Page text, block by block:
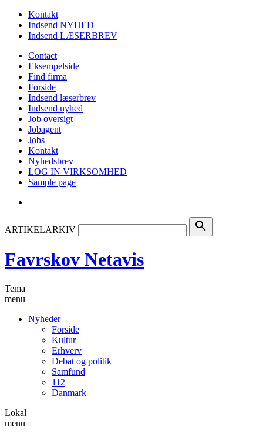
Kontakt
Indsend NYHED
Indsend LÆSERBREV
Contact
Eksempelside
Find firma
Forside
Indsend læserbrev
Indsend nyhed
Job oversigt
Jobagent
Jobs
Kontakt
Nyhedsbrev
LOG IN VIRKSOMHED
Sample page
ARTIKELARKIV search
Favrskov Netavis
Tema
menu
Nyheder
Forside
Kultur
Erhverv
Debat og politik
Samfund
112
Danmark
Lokal
menu